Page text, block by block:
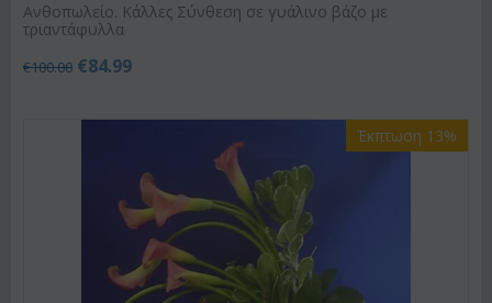
Ανθοπωλείο. Κάλλες Σύνθεση σε γυάλινο βάζο με
τριαντάφυλλα
€100.00 €84.99
Έκπτωση 13%